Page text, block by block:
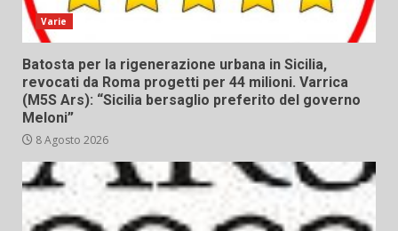
Varie
Batosta per la rigenerazione urbana in Sicilia,
revocati da Roma progetti per 44 milioni. Varrica
(M5S Ars): “Sicilia bersaglio preferito del governo
Meloni”
8 Agosto 2026